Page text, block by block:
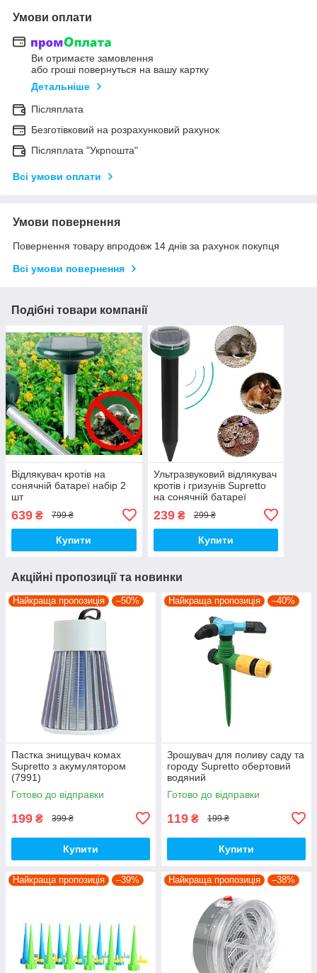
Умови оплати
Ви отримаєте замовлення
або гроші повернуться на вашу картку
Детальніше
Післяплата
Безготівковий на розрахунковий рахунок
Післяплата "Укрпошта"
Всі умови оплати
Умови повернення
Повернення товару впродовж 14 днів за рахунок покупця
Всі умови повернення
Подібні товари компанії
Відлякувач кротів на
сонячній батареї набір 2
шт
639 ₴ 799 ₴
Купити
Ультразвуковий відлякувач
кротів і гризунів Supretto
на сонячній батареї
239₴ 299 ₴
Купити
Акційні пропозиції та новинки
Найкраща пропозиція –50%
Пастка знищувач комах
Supretto з акумулятором
(7991)
Готово до відправки
199 ₴ 399 ₴
Купити
Найкраща пропозиція –40%
Зрошувач для поливу саду та
городу Supretto обертовий
водяний
Готово до відправки
119 ₴ 199 ₴
Купити
Найкраща пропозиція –39% Найкраща пропозиція –38%